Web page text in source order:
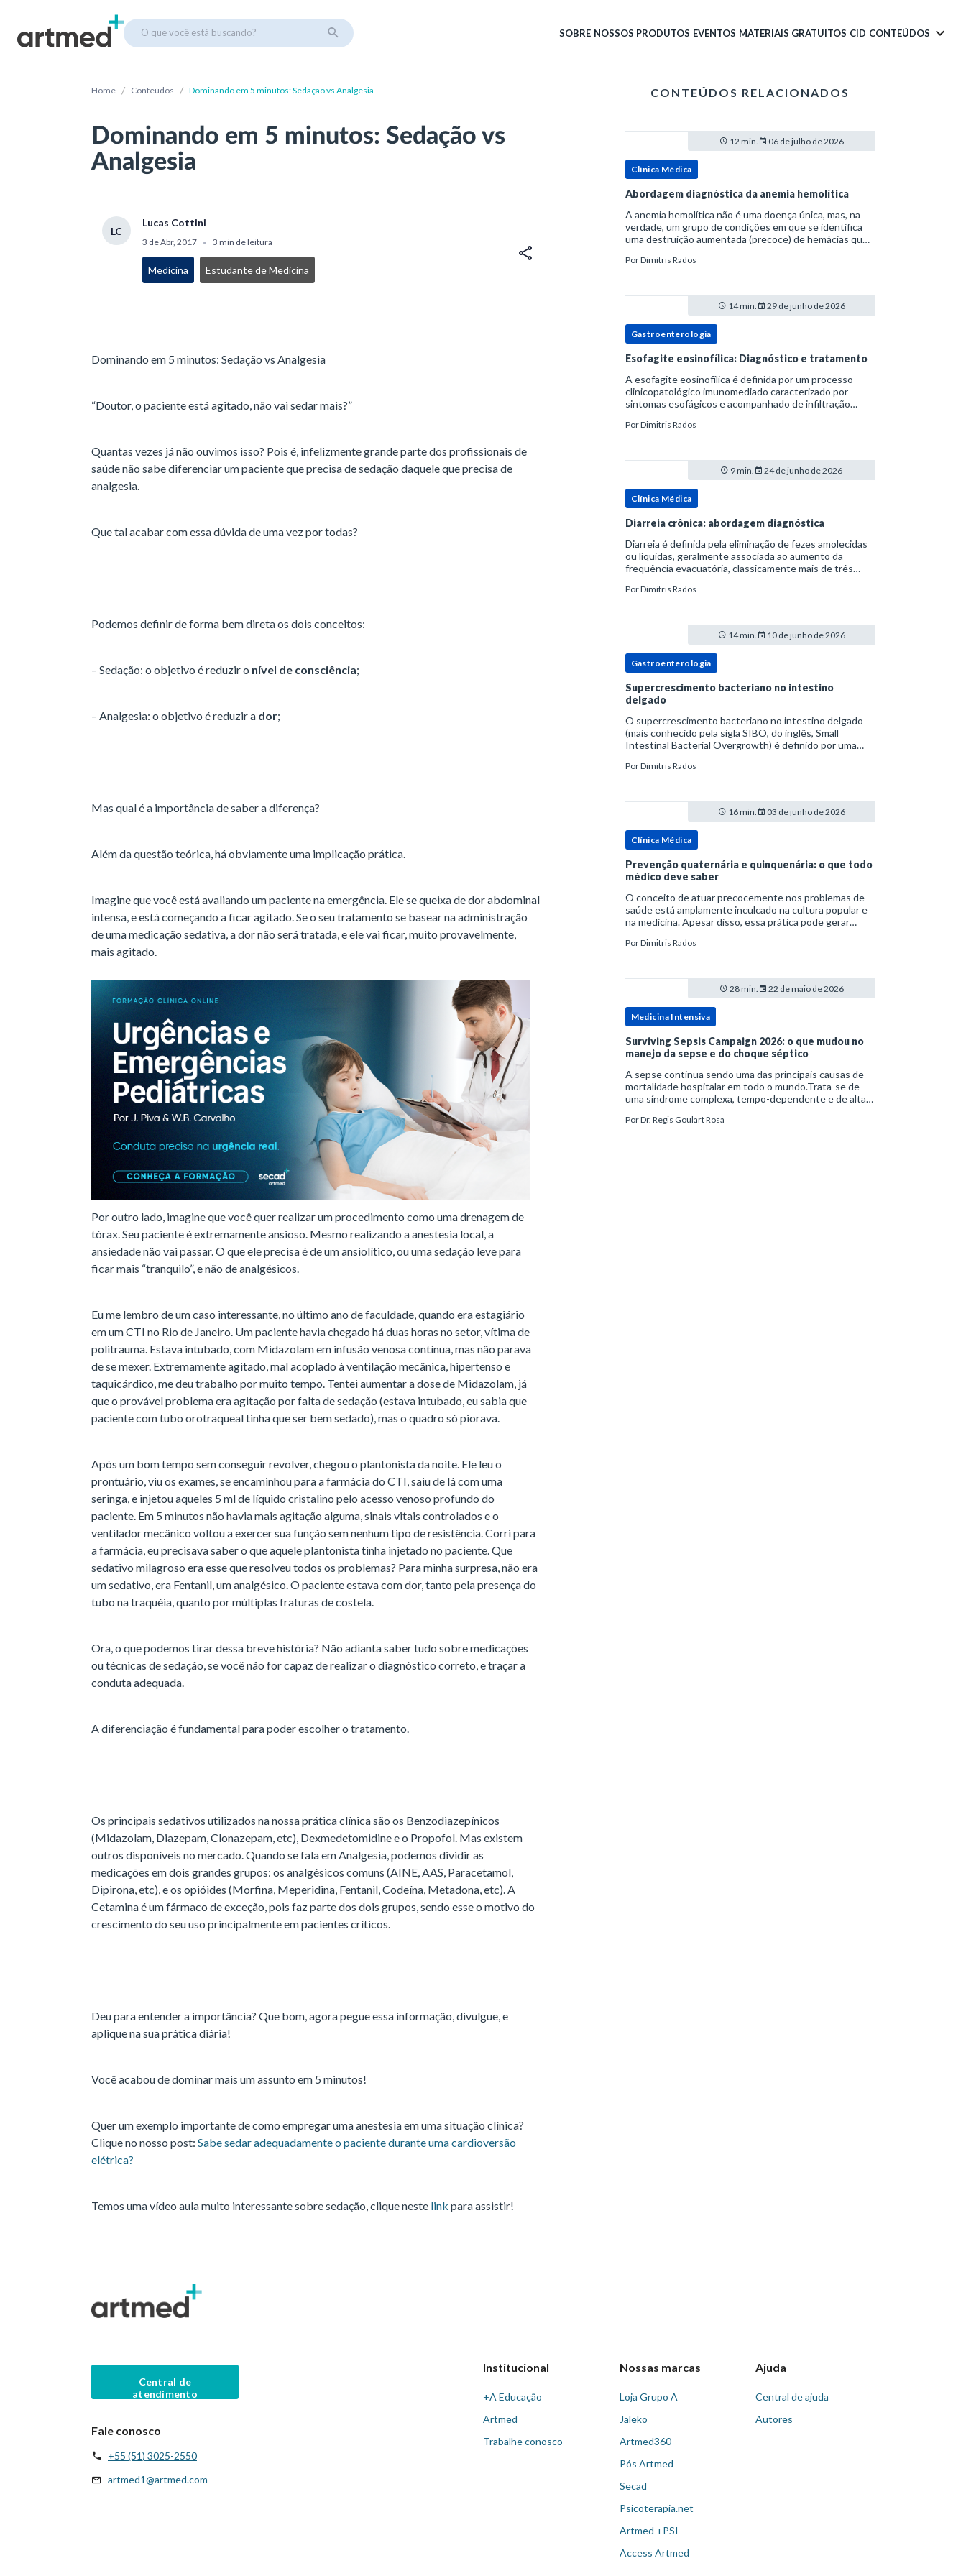
O que você está buscando? SOBRE NOSSOS PRODUTOS EVENTOS MATERIAIS GRATUITOS CID CONTEÚDOS
Home / Conteúdos / Dominando em 5 minutos: Sedação vs Analgesia
Dominando em 5 minutos: Sedação vs
Analgesia
LC
Lucas Cottini
3 de Abr, 2017 • 3 min de leitura
Medicina Estudante de Medicina
Dominando em 5 minutos: Sedação vs Analgesia
“Doutor, o paciente está agitado, não vai sedar mais?”
Quantas vezes já não ouvimos isso? Pois é, infelizmente grande parte dos profissionais de
saúde não sabe diferenciar um paciente que precisa de sedação daquele que precisa de
analgesia.
Que tal acabar com essa dúvida de uma vez por todas?
Podemos definir de forma bem direta os dois conceitos:
– Sedação: o objetivo é reduzir o nível de consciência;
– Analgesia: o objetivo é reduzir a dor;
Mas qual é a importância de saber a diferença?
Além da questão teórica, há obviamente uma implicação prática.
Imagine que você está avaliando um paciente na emergência. Ele se queixa de dor abdominal
intensa, e está começando a ficar agitado. Se o seu tratamento se basear na administração
de uma medicação sedativa, a dor não será tratada, e ele vai ficar, muito provavelmente,
mais agitado.
Por outro lado, imagine que você quer realizar um procedimento como uma drenagem de
tórax. Seu paciente é extremamente ansioso. Mesmo realizando a anestesia local, a
ansiedade não vai passar. O que ele precisa é de um ansiolítico, ou uma sedação leve para
ficar mais “tranquilo”, e não de analgésicos.
Eu me lembro de um caso interessante, no último ano de faculdade, quando era estagiário
em um CTI no Rio de Janeiro. Um paciente havia chegado há duas horas no setor, vítima de
politrauma. Estava intubado, com Midazolam em infusão venosa contínua, mas não parava
de se mexer. Extremamente agitado, mal acoplado à ventilação mecânica, hipertenso e
taquicárdico, me deu trabalho por muito tempo. Tentei aumentar a dose de Midazolam, já
que o provável problema era agitação por falta de sedação (estava intubado, eu sabia que
paciente com tubo orotraqueal tinha que ser bem sedado), mas o quadro só piorava.
Após um bom tempo sem conseguir revolver, chegou o plantonista da noite. Ele leu o
prontuário, viu os exames, se encaminhou para a farmácia do CTI, saiu de lá com uma
seringa, e injetou aqueles 5 ml de líquido cristalino pelo acesso venoso profundo do
paciente. Em 5 minutos não havia mais agitação alguma, sinais vitais controlados e o
ventilador mecânico voltou a exercer sua função sem nenhum tipo de resistência. Corri para
a farmácia, eu precisava saber o que aquele plantonista tinha injetado no paciente. Que
sedativo milagroso era esse que resolveu todos os problemas? Para minha surpresa, não era
um sedativo, era Fentanil, um analgésico. O paciente estava com dor, tanto pela presença do
tubo na traquéia, quanto por múltiplas fraturas de costela.
Ora, o que podemos tirar dessa breve história? Não adianta saber tudo sobre medicações
ou técnicas de sedação, se você não for capaz de realizar o diagnóstico correto, e traçar a
conduta adequada.
A diferenciação é fundamental para poder escolher o tratamento.
Os principais sedativos utilizados na nossa prática clínica são os Benzodiazepínicos
(Midazolam, Diazepam, Clonazepam, etc), Dexmedetomidine e o Propofol. Mas existem
outros disponíveis no mercado. Quando se fala em Analgesia, podemos dividir as
medicações em dois grandes grupos: os analgésicos comuns (AINE, AAS, Paracetamol,
Dipirona, etc), e os opióides (Morfina, Meperidina, Fentanil, Codeína, Metadona, etc). A
Cetamina é um fármaco de exceção, pois faz parte dos dois grupos, sendo esse o motivo do
crescimento do seu uso principalmente em pacientes críticos.
Deu para entender a importância? Que bom, agora pegue essa informação, divulgue, e
aplique na sua prática diária!
Você acabou de dominar mais um assunto em 5 minutos!
Quer um exemplo importante de como empregar uma anestesia em uma situação clínica?
Clique no nosso post: Sabe sedar adequadamente o paciente durante uma cardioversão
elétrica?
Temos uma vídeo aula muito interessante sobre sedação, clique neste link para assistir!
CONTEÚDOS RELACIONADOS
12 min. 06 de julho de 2026
Clínica Médica
Abordagem diagnóstica da anemia hemolítica
A anemia hemolítica não é uma doença única, mas, na
verdade, um grupo de condições em que se identifica
uma destruição aumentada (precoce) de hemácias que
óssea.Como a vida média normal da hemácia é de apro
PorDimitris Rados
14 min. 29 de junho de 2026
Gastroenterologia
Esofagite eosinofílica: Diagnóstico e tratamento
A esofagite eosinofílica é definida por um processo
clinicopatológico imunomediado caracterizado por
sintomas esofágicos e acompanhado de infiltração
dentro do espectro da doença do refluxo gastr
PorDimitris Rados
9 min. 24 de junho de 2026
Clínica Médica
Diarreia crônica: abordagem diagnóstica
Diarreia é definida pela eliminação de fezes amolecidas
ou líquidas, geralmente associada ao aumento da
frequência evacuatória, classicamente mais de três
prática, a consistência das fezes costuma s
PorDimitris Rados
14 min. 10 de junho de 2026
Gastroenterologia
Supercrescimento bacteriano no intestino
delgado
O supercrescimento bacteriano no intestino delgado
(mais conhecido pela sigla SIBO, do inglês, Small
Intestinal Bacterial Overgrowth) é definido por uma
específica de disbiose do trato digestivo. P
PorDimitris Rados
16 min. 03 de junho de 2026
Clínica Médica
Prevenção quaternária e quinquenária: o que todo
médico deve saber
O conceito de atuar precocemente nos problemas de
saúde está amplamente inculcado na cultura popular e
na medicina. Apesar disso, essa prática pode gerar
tratamentos podem advir de prevenção excessiva
PorDimitris Rados
28 min. 22 de maio de 2026
Medicina Intensiva
Surviving Sepsis Campaign 2026: o que mudou no
manejo da sepse e do choque séptico
A sepse continua sendo uma das principais causas de
mortalidade hospitalar em todo o mundo.Trata-se de
uma síndrome complexa, tempo-dependente e de alta
manejo estruturado são determinantes para o desfe
PorDr. Regis Goulart Rosa
Central de
atendimento
Fale conosco
+55 (51) 3025-2550
artmed1@artmed.com
Institucional
+A Educação
Artmed
Trabalhe conosco
Nossas marcas
Loja Grupo A
Jaleko
Artmed360
Pós Artmed
Secad
Psicoterapia.net
Artmed +PSI
Access Artmed
Ajuda
Central de ajuda
Autores